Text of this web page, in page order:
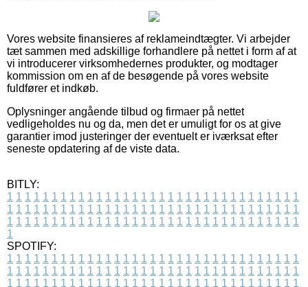
Vores website finansieres af reklameindtægter. Vi arbejder
tæt sammen med adskillige forhandlere på nettet i form af at
vi introducerer virksomhedernes produkter, og modtager
kommission om en af de besøgende på vores website
fuldfører et indkøb.
Oplysninger angående tilbud og firmaer på nettet
vedligeholdes nu og da, men det er umuligt for os at give
garantier imod justeringer der eventuelt er iværksat efter
seneste opdatering af de viste data.
BITLY:
1 1 1 1 1 1 1 1 1 1 1 1 1 1 1 1 1 1 1 1 1 1 1 1 1 1 1 1 1 1 1 1 1
1 1 1 1 1 1 1 1 1 1 1 1 1 1 1 1 1 1 1 1 1 1 1 1 1 1 1 1 1 1 1 1 1
1 1 1 1 1 1 1 1 1 1 1 1 1 1 1 1 1 1 1 1 1 1 1 1 1 1 1 1 1 1 1 1 1
1
SPOTIFY:
1 1 1 1 1 1 1 1 1 1 1 1 1 1 1 1 1 1 1 1 1 1 1 1 1 1 1 1 1 1 1 1 1
1 1 1 1 1 1 1 1 1 1 1 1 1 1 1 1 1 1 1 1 1 1 1 1 1 1 1 1 1 1 1 1 1
1 1 1 1 1 1 1 1 1 1 1 1 1 1 1 1 1 1 1 1 1 1 1 1 1 1 1 1 1 1 1 1 1